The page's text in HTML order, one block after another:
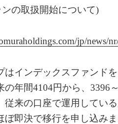
ンの取扱開始について)
jp/news/
はインデックスファンド
の年間4104円から、3396
従来の口座で運用してい
ぼ即決で移行を申し込み